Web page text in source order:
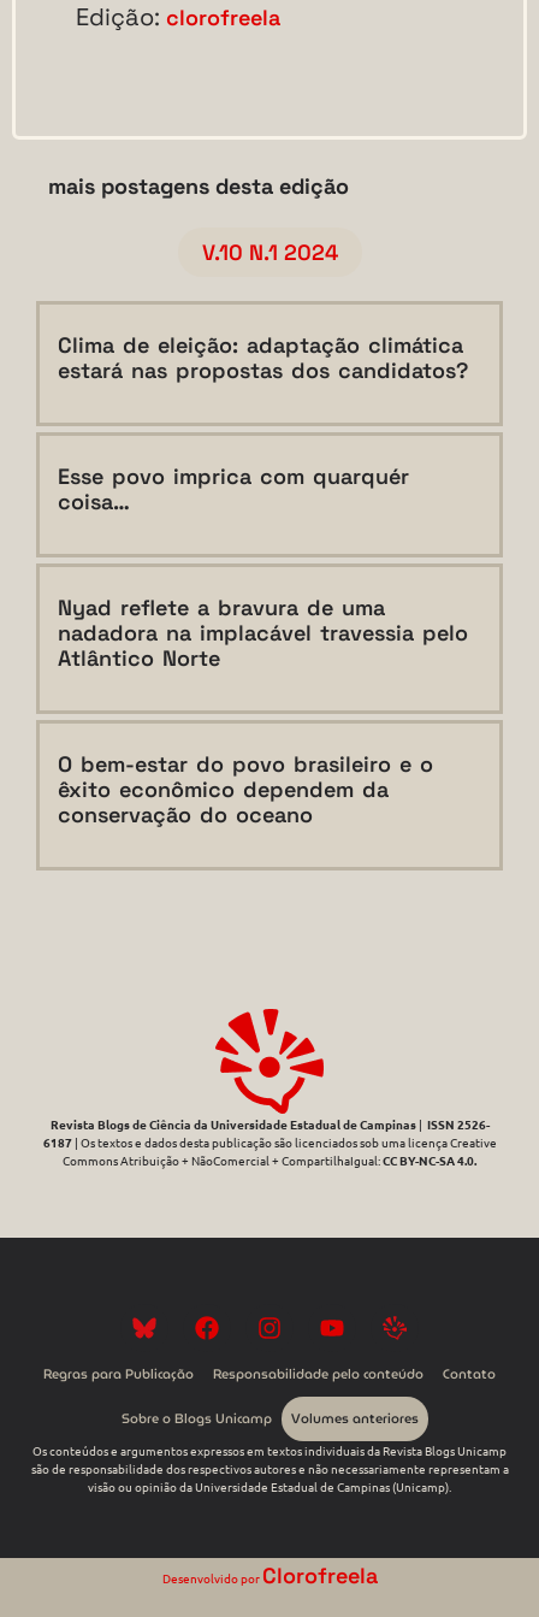
Edição: clorofreela
mais postagens desta edição
V.10 N.1 2024
Clima de eleição: adaptação climática
estará nas propostas dos candidatos?
Esse povo imprica com quarquér
coisa…
Nyad reflete a bravura de uma
nadadora na implacável travessia pelo
Atlântico Norte
O bem-estar do povo brasileiro e o
êxito econômico dependem da
conservação do oceano
Revista Blogs de Ciência da Universidade Estadual de Campinas| ISSN 2526-
6187| Os textos e dados desta publicação são licenciados sob uma licença Creative
Commons Atribuição + NãoComercial + CompartilhaIgual:CC BY-NC-SA 4.0.
Regras para Publicação Responsabilidade pelo conteúdo Contato
Sobre o Blogs Unicamp Volumes anteriores
Os conteúdos e argumentos expressos em textos individuais da Revista Blogs Unicamp
são de responsabilidade dos respectivos autores e não necessariamente representam a
visão ou opinião da Universidade Estadual de Campinas (Unicamp).
Desenvolvido por Clorofreela